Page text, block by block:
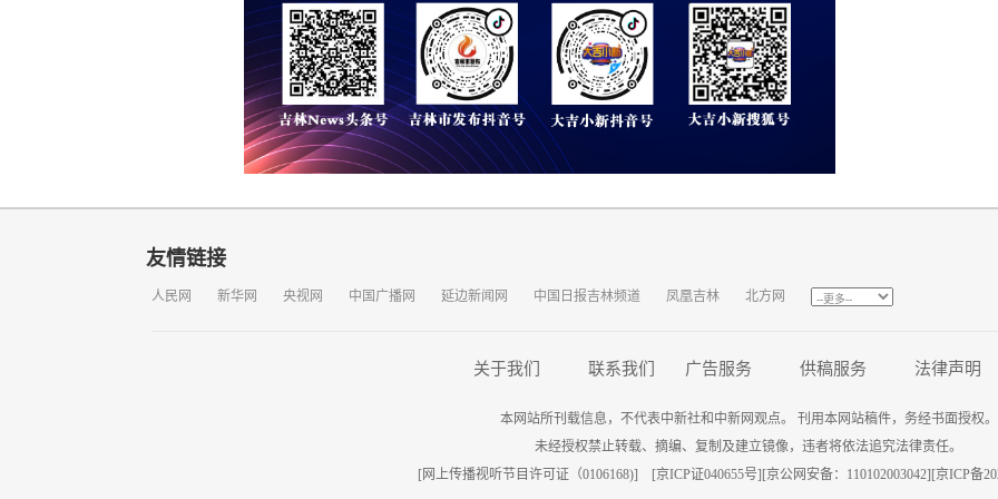
友情链接
人民网 新华网 央视网 中国广播网 延边新闻网 中国日报吉林频道 凤凰吉林 北方网
关于我们 联系我们 广告服务 供稿服务 法律声明
本网站所刊载信息，不代表中新社和中新网观点。 刊用本网站稿件，务经书面授权。
未经授权禁止转载、摘编、复制及建立镜像，违者将依法追究法律责任。
[网上传播视听节目许可证（0106168)] [京ICP证040655号][京公网安备：110102003042][京ICP备